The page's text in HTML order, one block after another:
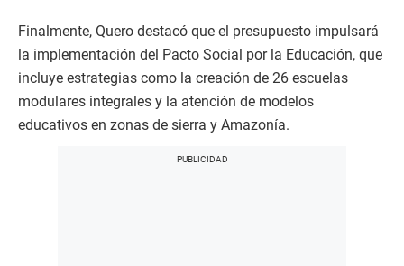
Finalmente, Quero destacó que el presupuesto impulsará
la implementación del Pacto Social por la Educación, que
incluye estrategias como la creación de 26 escuelas
modulares integrales y la atención de modelos
educativos en zonas de sierra y Amazonía.